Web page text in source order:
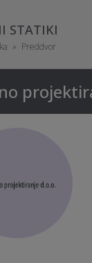
STATIKI
Preddvor